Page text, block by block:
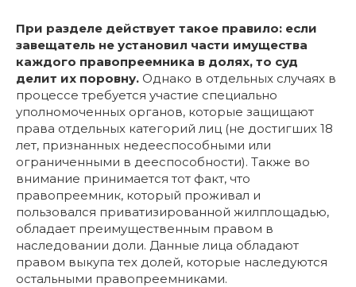
При разделе действует такое правило: если
завещатель не установил части имущества
каждого правопреемника в долях, то суд
делит их поровну. Однако в отдельных случаях в
процессе требуется участие специально
уполномоченных органов, которые защищают
права отдельных категорий лиц (не достигших 18
лет, признанных недееспособными или
ограниченными в дееспособности). Также во
внимание принимается тот факт, что
правопреемник, который проживал и
пользовался приватизированной жилплощадью,
обладает преимущественным правом в
наследовании доли. Данные лица обладают
правом выкупа тех долей, которые наследуются
остальными правопреемниками.